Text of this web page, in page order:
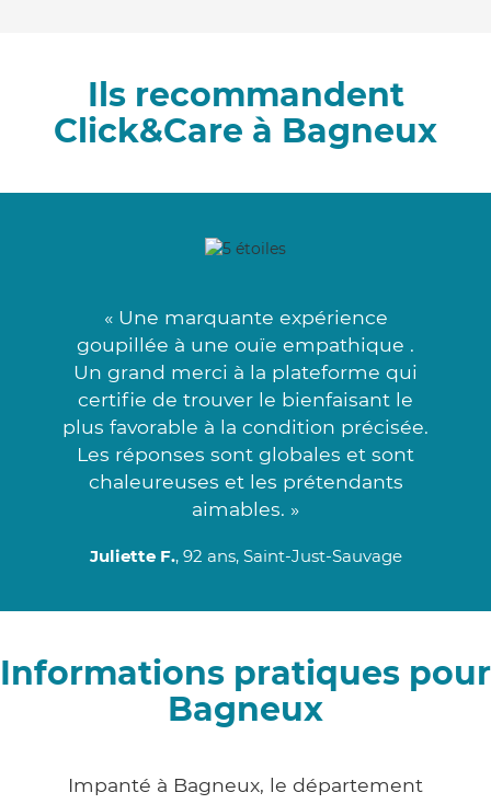
Ils recommandent
Click&Care à Bagneux
« Une marquante expérience
goupillée à une ouïe empathique .
Un grand merci à la plateforme qui
certifie de trouver le bienfaisant le
plus favorable à la condition précisée.
Les réponses sont globales et sont
chaleureuses et les prétendants
aimables. »
Juliette F., 92 ans, Saint-Just-Sauvage
Informations pratiques pour
Bagneux
Impanté à Bagneux, le département